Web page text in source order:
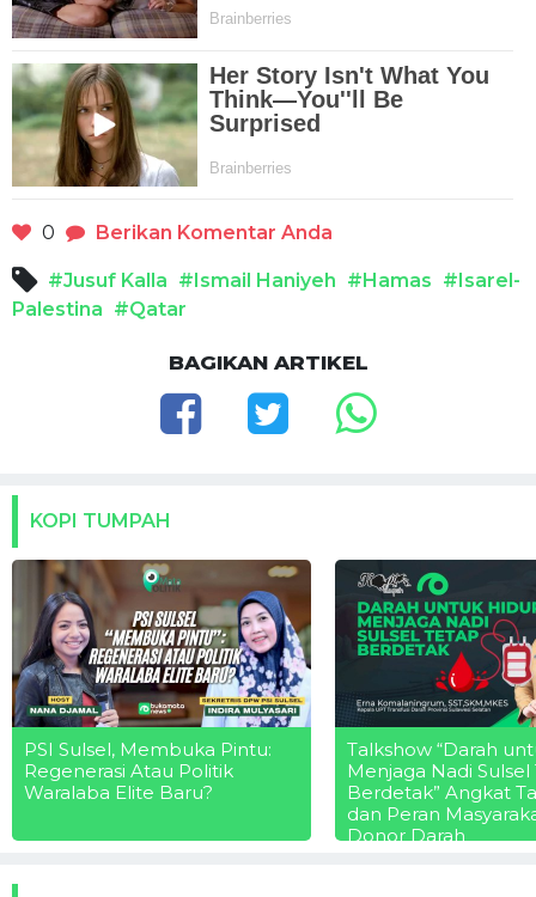
0 Berikan Komentar Anda
#Jusuf Kalla #Ismail Haniyeh #Hamas #Isarel-
Palestina #Qatar
BAGIKAN ARTIKEL
KOPI TUMPAH
PSI Sulsel, Membuka Pintu:
Regenerasi Atau Politik
Waralaba Elite Baru?
Talkshow “Darah
Menjaga Nadi Sulsel
Berdetak” Angkat
dan Peran
Donor Darah